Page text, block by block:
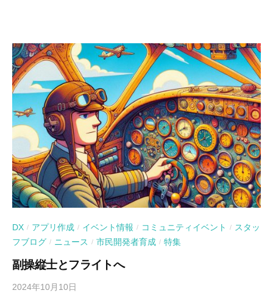
DX / アプリ作成 / イベント情報 / コミュニティイベント / スタッ
フブログ / ニュース / 市民開発者育成 / 特集
副操縦士とフライトへ
2024年10月10日